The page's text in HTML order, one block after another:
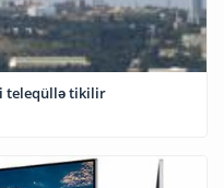
teleqüllə tikilir